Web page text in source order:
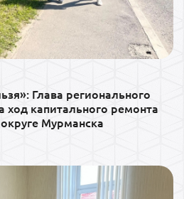
Глава регионального
ход капитального ремонта
Мурманска